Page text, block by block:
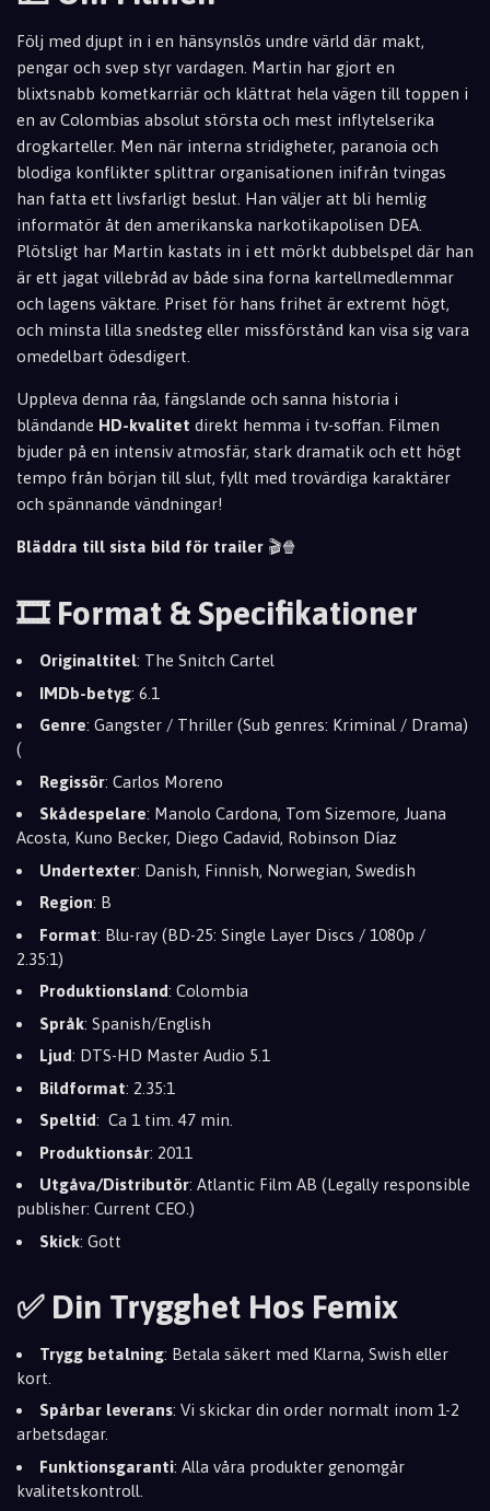
Följ med djupt in i en hänsynslös undre värld där makt,
pengar och svep styr vardagen. Martin har gjort en
blixtsnabb kometkarriär och klättrat hela vägen till toppen i
en av Colombias absolut största och mest inflytelserika
drogkarteller. Men när interna stridigheter, paranoia och
blodiga konflikter splittrar organisationen inifrån tvingas
han fatta ett livsfarligt beslut. Han väljer att bli hemlig
informatör åt den amerikanska narkotikapolisen DEA.
Plötsligt har Martin kastats in i ett mörkt dubbelspel där han
är ett jagat villebråd av både sina forna kartellmedlemmar
och lagens väktare. Priset för hans frihet är extremt högt,
och minsta lilla snedsteg eller missförstånd kan visa sig vara
omedelbart ödesdigert.
Uppleva denna råa, fängslande och sanna historia i
bländande HD-kvalitet direkt hemma i tv-soffan. Filmen
bjuder på en intensiv atmosfär, stark dramatik och ett högt
tempo från början till slut, fyllt med trovärdiga karaktärer
och spännande vändningar!
Bläddra till sista bild för trailer 🎬🍿
🎞️ Format & Specifikationer
Originaltitel: The Snitch Cartel
IMDb-betyg: 6.1
Genre: Gangster / Thriller (Sub genres: Kriminal / Drama)
(
Regissör: Carlos Moreno
Skådespelare: Manolo Cardona, Tom Sizemore, Juana
Acosta, Kuno Becker, Diego Cadavid, Robinson Díaz
Undertexter: Danish, Finnish, Norwegian, Swedish
Region: B
Format: Blu-ray (BD-25: Single Layer Discs / 1080p /
2.35:1)
Produktionsland: Colombia
Språk: Spanish/English
Ljud: DTS-HD Master Audio 5.1
Bildformat: 2.35:1
Speltid: Ca 1 tim. 47 min.
Produktionsår: 2011
Utgåva/Distributör: Atlantic Film AB (Legally responsible
publisher: Current CEO.)
Skick: Gott
✅ Din Trygghet Hos Femix
Trygg betalning: Betala säkert med Klarna, Swish eller
kort.
Spårbar leverans: Vi skickar din order normalt inom 1-2
arbetsdagar.
Funktionsgaranti: Alla våra produkter genomgår
kvalitetskontroll.